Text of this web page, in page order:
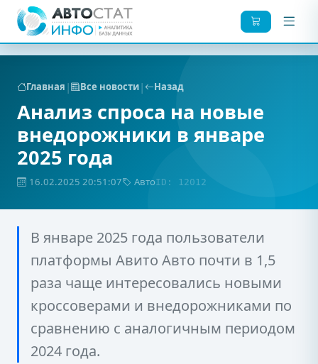
Главная | Все новости| Назад
Анализ спроса на новые
внедорожники в январе
2025 года
16.02.2025 20:51:07 АвтоID: 12012
В январе 2025 года пользователи
платформы Авито Авто почти в 1,5
раза чаще интересовались новыми
кроссоверами и внедорожниками по
сравнению с аналогичным периодом
2024 года.